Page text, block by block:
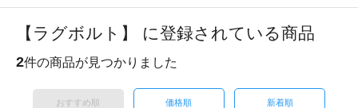
【ラグボルト】 に登録されている商品
2件の商品が見つかりました
おすすめ順 価格順 新着順